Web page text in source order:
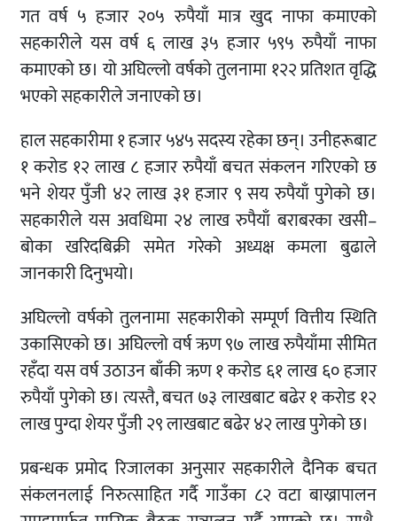
गत वर्ष ५ हजार २०५ रुपैयाँ मात्र खुद नाफा कमाएको
सहकारीले यस वर्ष ६ लाख ३५ हजार ५९५ रुपैयाँ नाफा
कमाएको छ। यो अघिल्लो वर्षको तुलनामा १२२ प्रतिशत वृद्धि
भएको सहकारीले जनाएको छ।
हाल सहकारीमा १ हजार ५४५ सदस्य रहेका छन्। उनीहरूबाट
१ करोड १२ लाख ८ हजार रुपैयाँ बचत संकलन गरिएको छ
भने शेयर पुँजी ४२ लाख ३१ हजार ९ सय रुपैयाँ पुगेको छ।
सहकारीले यस अवधिमा २४ लाख रुपैयाँ बराबरका खसी–
बोका खरिदबिक्री समेत गरेको अध्यक्ष कमला बुढाले
जानकारी दिनुभयो।
अघिल्लो वर्षको तुलनामा सहकारीको सम्पूर्ण वित्तीय स्थिति
उकासिएको छ। अघिल्लो वर्ष ऋण ९७ लाख रुपैयाँमा सीमित
रहँदा यस वर्ष उठाउन बाँकी ऋण १ करोड ६१ लाख ६० हजार
रुपैयाँ पुगेको छ। त्यस्तै, बचत ७३ लाखबाट बढेर १ करोड १२
लाख पुग्दा शेयर पुँजी २९ लाखबाट बढेर ४२ लाख पुगेको छ।
प्रबन्धक प्रमोद रिजालका अनुसार सहकारीले दैनिक बचत
संकलनलाई निरुत्साहित गर्दै गाउँका ८२ वटा बाख्रापालन